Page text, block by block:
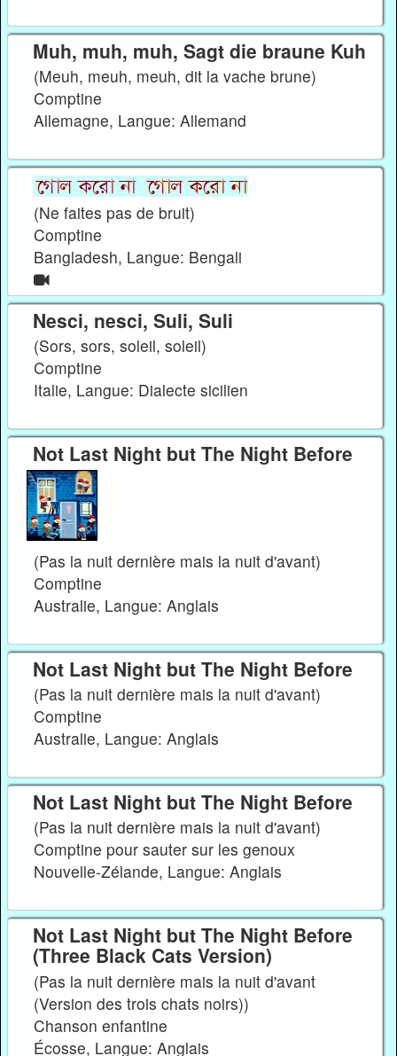
Muh, muh, muh, Sagt die braune Kuh
(Meuh, meuh, meuh, dit la vache brune)
Comptine
Allemagne, Langue: Allemand
(Ne faites pas de bruit)
Comptine
Bangladesh, Langue: Bengali
Nesci, nesci, Suli, Suli
(Sors, sors, soleil, soleil)
Comptine
Italie, Langue: Dialecte sicilien
Not Last Night but The Night Before
(Pas la nuit dernière mais la nuit d'avant)
Comptine
Australie, Langue: Anglais
Not Last Night but The Night Before
(Pas la nuit dernière mais la nuit d'avant)
Comptine
Australie, Langue: Anglais
Not Last Night but The Night Before
(Pas la nuit dernière mais la nuit d'avant)
Comptine pour sauter sur les genoux
Nouvelle-Zélande, Langue: Anglais
Not Last Night but The Night Before
(Three Black Cats Version)
(Pas la nuit dernière mais la nuit d'avant
(Version des trois chats noirs))
Chanson enfantine
Écosse, Langue: Anglais